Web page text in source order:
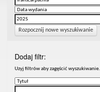
Rozpocznij nowe wyszukiwanie
Dodaj filtr:
Uzyj filtrów aby zagęścić wyszukiwanie.